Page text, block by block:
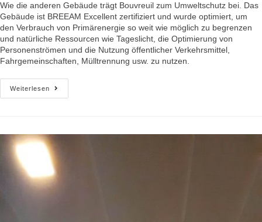
Wie die anderen Gebäude trägt Bouvreuil zum Umweltschutz bei. Das
Gebäude ist BREEAM Excellent zertifiziert und wurde optimiert, um
den Verbrauch von Primärenergie so weit wie möglich zu begrenzen
und natürliche Ressourcen wie Tageslicht, die Optimierung von
Personenströmen und die Nutzung öffentlicher Verkehrsmittel,
Fahrgemeinschaften, Mülltrennung usw. zu nutzen.
Weiterlesen